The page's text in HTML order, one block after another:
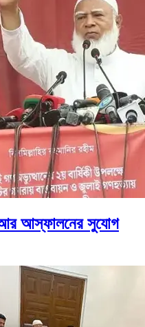
আর আস্ফালনের সুযোগ